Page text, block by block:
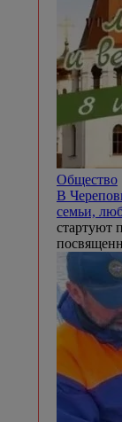
Общество
В
семьи,
стартуют